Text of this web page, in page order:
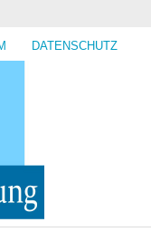
DATENSCHUTZ